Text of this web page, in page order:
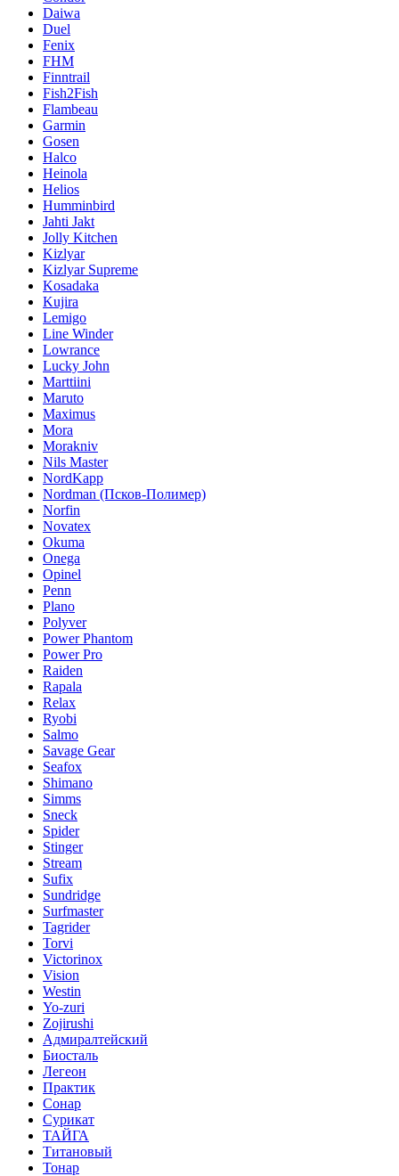
Daiwa
Duel
Fenix
FHM
Finntrail
Fish2Fish
Flambeau
Garmin
Gosen
Halco
Heinola
Helios
Humminbird
Jahti Jakt
Jolly Kitchen
Kizlyar
Kizlyar Supreme
Kosadaka
Kujira
Lemigo
Line Winder
Lowrance
Lucky John
Marttiini
Maruto
Maximus
Mora
Morakniv
Nils Master
NordKapp
Nordman (Псков-Полимер)
Norfin
Novatex
Okuma
Onega
Opinel
Penn
Plano
Polyver
Power Phantom
Power Pro
Raiden
Rapala
Relax
Ryobi
Salmo
Savage Gear
Seafox
Shimano
Simms
Sneck
Spider
Stinger
Stream
Sufix
Sundridge
Surfmaster
Tagrider
Torvi
Victorinox
Vision
Westin
Yo-zuri
Zojirushi
Адмиралтейский
Биосталь
Легеон
Практик
Сонар
Сурикат
ТАЙГА
Титановый
Тонар